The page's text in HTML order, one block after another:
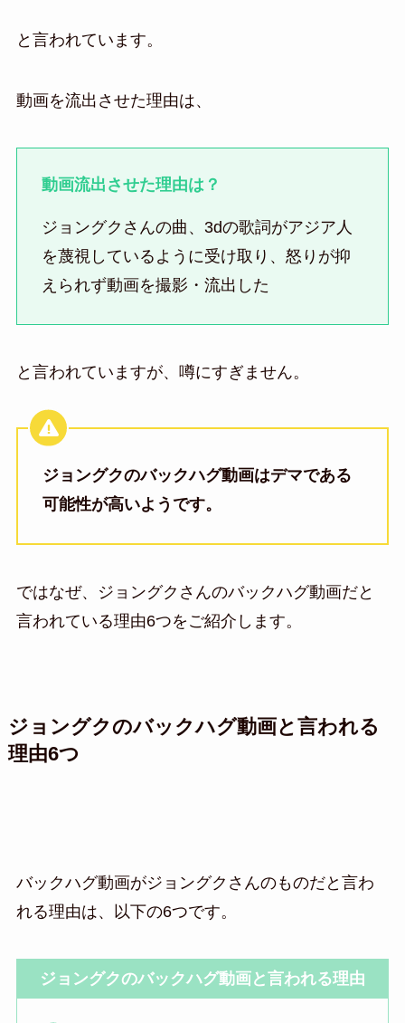
と言われています。
動画を流出させた理由は、
動画流出させた理由は？
ジョングクさんの曲、3dの歌詞がアジア人
を蔑視しているように受け取り、怒りが抑
えられず動画を撮影・流出した
と言われていますが、噂にすぎません。
ジョングクのバックハグ動画はデマである
可能性が高いようです。
ではなぜ、ジョングクさんのバックハグ動画だと
言われている理由6つをご紹介します。
ジョングクのバックハグ動画と言われる
理由6つ
バックハグ動画がジョングクさんのものだと言わ
れる理由は、以下の6つです。
ジョングクのバックハグ動画と言われる理由